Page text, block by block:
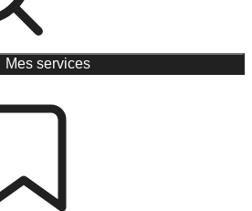
Mes services